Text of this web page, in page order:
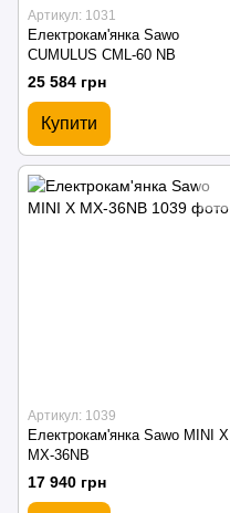
Артикул: 1031
Електрокам'янка Sawo
CUMULUS CML-60 NB
25 584 грн
Купити
Артикул: 1039
Електрокам'янка Sawo MINI X
MX-36NB
17 940 грн